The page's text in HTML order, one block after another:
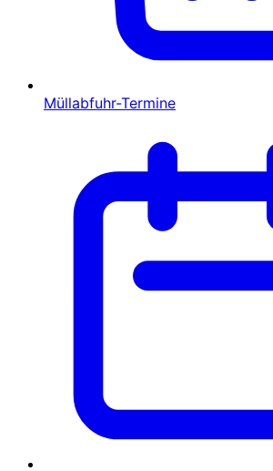
Müllabfuhr-Termine